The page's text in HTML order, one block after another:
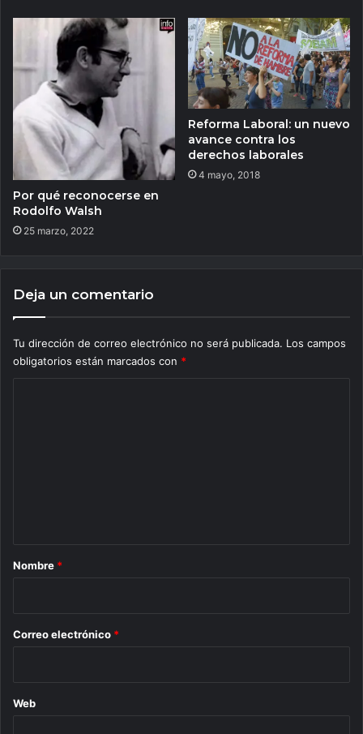
Por qué reconocerse en
Rodolfo Walsh
25 marzo, 2022
Reforma Laboral: un nuevo
avance contra los
derechos laborales
4 mayo, 2018
Deja un comentario
Tu dirección de correo electrónico no será publicada. Los campos
obligatorios están marcados con *
r
*
Nombre *
Correo electrónico *
Web